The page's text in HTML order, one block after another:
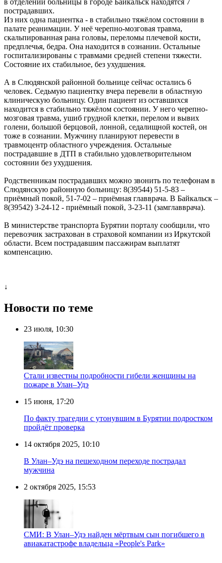
в отделении больницы в городе Байкальск находятся 7
пострадавших.
Из них одна пациентка - в стабильно тяжёлом состоянии в
палате реанимации. У неё черепно-мозговая травма,
скальпированная рана головы, переломы плечевой кости,
предплечья, бедра. Она находится в сознании. Остальные
госпитализированы с травмами средней степени тяжести.
Состояние их стабильное, без ухудшения.
А в Слюдянской районной больнице сейчас остались 6
человек. Седьмую пациентку вчера перевели в областную
клиническую больницу. Один пациент из оставшихся
находится в стабильно тяжёлом состоянии. У него черепно-
мозговая травма, ушиб грудной клетки, перелом и вывих
голени, большой берцовой, лонной, седалищной костей, он
тоже в сознании. Мужчину планируют перевести в
травмоцентр областного учреждения. Остальные
пострадавшие в ДТП в стабильно удовлетворительном
состоянии без ухудшения.
Родственникам пострадавших можно звонить по телефонам в
Слюдянскую районную больницу: 8(39544) 51-5-83 –
приёмный покой, 51-7-02 – приёмная главврача. В Байкальск –
8(39542) 3-24-12 - приёмный покой, 3-23-11 (замглавврача).
В министерстве транспорта Бурятии порталу сообщили, что
перевозчик застрахован в страховой компании из Иркутской
области. Всем пострадавшим пассажирам выплатят
компенсацию.
↓
Новости по теме
23 июля, 10:30
Стали известны подробности гибели женщины на
пожаре в Улан–Удэ
15 июня, 17:20
По факту трагедии с утонувшим в Бурятии подростком
пройдёт проверка
14 октября 2025, 10:10
В Улан–Удэ на пешеходном переходе пострадал
мужчина
2 октября 2025, 15:53
СМИ: В Улан–Удэ найден мёртвым сын погибшего в
авиакатастрофе владельца «People's Park»